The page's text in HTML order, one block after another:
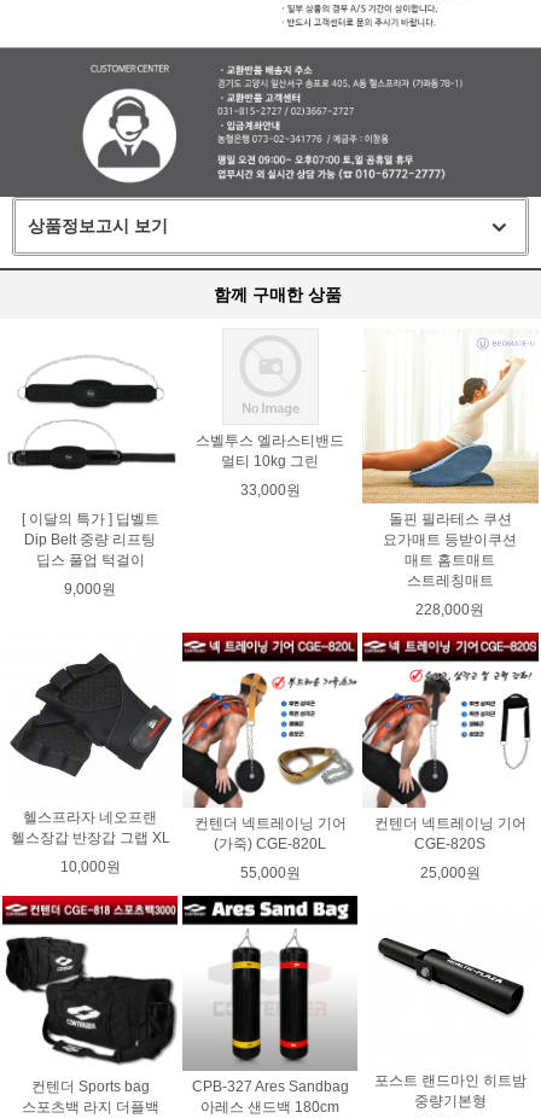
상품정보고시 보기
함께 구매한 상품
[ 이달의 특가 ] 딥벨트
Dip Belt 중량 리프팅
딥스 풀업 턱걸이
9,000원
스벨투스 엘라스티밴드
멀티 10kg 그린
33,000원
돌핀 필라테스 쿠션
요가매트 등받이쿠션
매트 홈트매트
스트레칭매트
228,000원
헬스프라자 네오프랜
헬스장갑 반장갑 그랩 XL
10,000원
컨텐더 넥트레이닝 기어
(가죽) CGE-820L
55,000원
컨텐더 넥트레이닝 기어
CGE-820S
25,000원
컨텐더 Sports bag
스포츠백 라지 더플백
CPB-327 Ares Sandbag
아레스 샌드백 180cm
포스트 랜드마인 히트밤
중량기본형